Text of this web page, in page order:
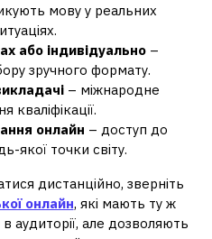
мову у реальних
або індивідуально –
зручного формату.
– міжнародне
кваліфікації.
онлайн – доступ до
якої точки світу.
дистанційно, зверніть
онлайн, які мають ту ж
аудиторії, але дозволяють